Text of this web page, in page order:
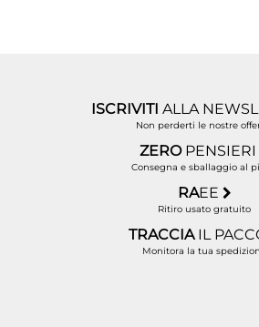
ISCRIVITI ALLA
Non perderti le nostre
ZERO PENSIERI
Consegna e sballaggio al
RAEE
Ritiro usato gratuito
TRACCIA IL
Monitora la tua